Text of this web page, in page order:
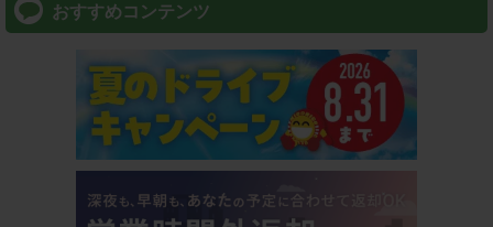
おすすめコンテンツ